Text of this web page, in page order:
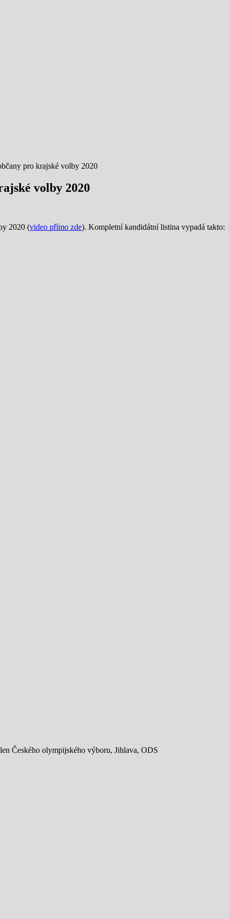
pro krajské volby 2020
volby 2020
2020 (video přímo zde). Kompletní kandidátní listina vypadá takto:
Českého olympijského výboru, Jihlava, ODS